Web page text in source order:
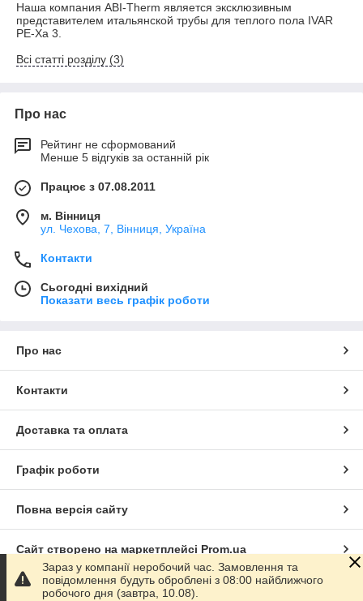
Наша компания ABI-Therm является эксклюзивным
представителем итальянской трубы для теплого пола IVAR
PE-Xa 3.
Всі статті розділу (3)
Про нас
Рейтинг не сформований
Менше 5 відгуків за останній рік
Працює з 07.08.2011
м. Вінниця
ул. Чехова, 7, Вінниця, Україна
Контакти
Сьогодні вихідний
Показати весь графік роботи
Про нас
Контакти
Доставка та оплата
Графік роботи
Повна версія сайту
Сайт створено на маркетплейсі Prom.ua
Політика конфіденційності
Зараз у компанії неробочий час. Замовлення та
повідомлення будуть оброблені з 08:00 найближчого
робочого дня (завтра, 10.08).